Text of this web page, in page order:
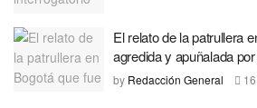
El relato de la patrullera
agredida y apuñalada
by Redacción General